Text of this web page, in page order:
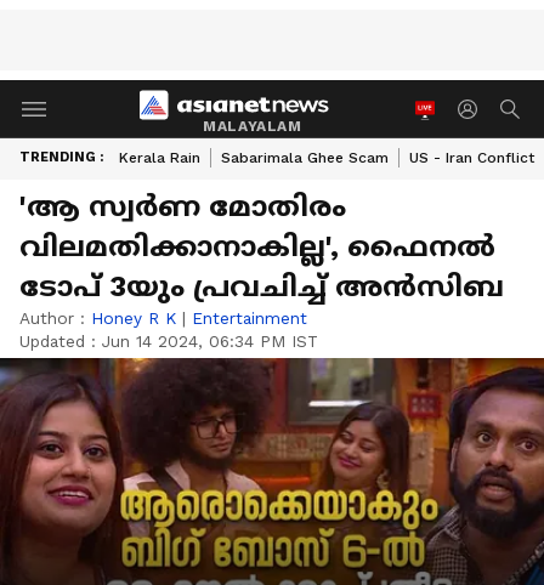
MALAYALAM
TRENDING : Kerala Rain Sabarimala Ghee Scam US - Iran Conflict
'ആ സ്വര്‍ണ മോതിരം
വിലമതിക്കാനാകില്ല', ഫൈനല്‍
ടോപ് 3യും പ്രവചിച്ച് അൻസിബ
Author : Honey R K | Entertainment
Updated : Jun 14 2024, 06:34 PM IST